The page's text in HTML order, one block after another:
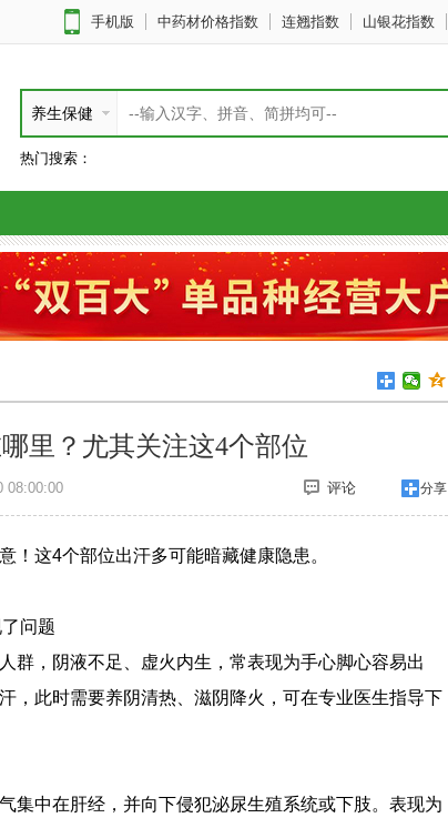
手机版 中药材价格指数 连翘指数 山银花指数
养生保健
热门搜索：
里？尤其关注这4个部位
08:00:00 评论 分享
！这4个部位出汗多可能暗藏健康隐患。
问题
群，阴液不足、虚火内生，常表现为手心脚心容易出
，此时需要养阴清热、滋阴降火，可在专业医生指导下
集中在肝经，并向下侵犯泌尿生殖系统或下肢。表现为